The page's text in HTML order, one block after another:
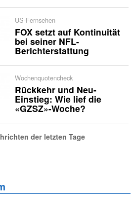
US-Fernsehen
FOX setzt auf Kontinuität
bei seiner NFL-
Berichterstattung
Wochenquotencheck
Rückkehr und Neu-
Einstieg: Wie lief die
«GZSZ»-Woche?
der letzten Tage